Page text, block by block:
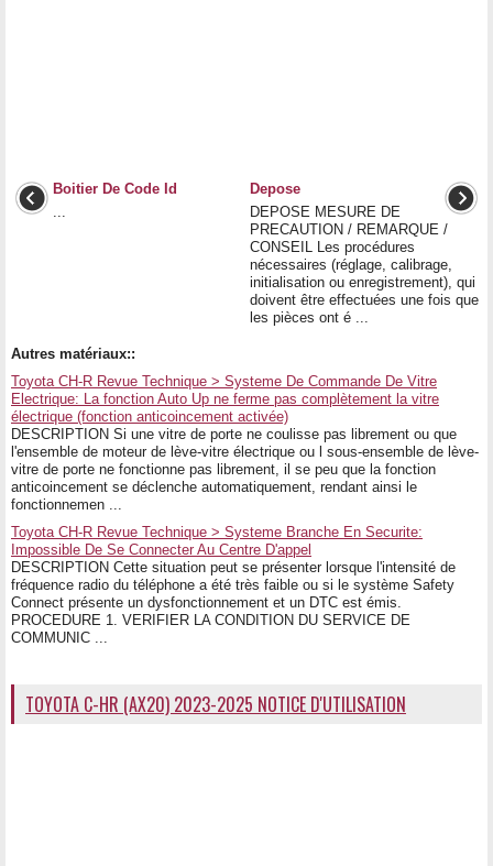
Boitier De Code Id
Depose
DEPOSE MESURE DE
PRECAUTION / REMARQUE /
CONSEIL Les procédures
nécessaires (réglage, calibrage,
initialisation ou enregistrement), qui
doivent être effectuées une fois que
les pièces ont é ...
Autres matériaux::
Toyota CH-R Revue Technique > Systeme De Commande De Vitre
Electrique: La fonction Auto Up ne ferme pas complètement la vitre
électrique (fonction anticoincement activée)
DESCRIPTION Si une vitre de porte ne coulisse pas librement ou que
l'ensemble de moteur de lève-vitre électrique ou l sous-ensemble de lève-
vitre de porte ne fonctionne pas librement, il se peu que la fonction
anticoincement se déclenche automatiquement, rendant ainsi le
fonctionnemen ...
Toyota CH-R Revue Technique > Systeme Branche En Securite:
Impossible De Se Connecter Au Centre D'appel
DESCRIPTION Cette situation peut se présenter lorsque l'intensité de
fréquence radio du téléphone a été très faible ou si le système Safety
Connect présente un dysfonctionnement et un DTC est émis.
PROCEDURE 1. VERIFIER LA CONDITION DU SERVICE DE
COMMUNIC ...
TOYOTA C-HR (AX20) 2023-2025 NOTICE D'UTILISATION